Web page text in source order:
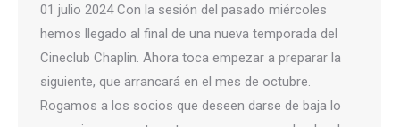
01 julio 2024 Con la sesión del pasado miércoles
hemos llegado al final de una nueva temporada del
Cineclub Chaplin. Ahora toca empezar a preparar la
siguiente, que arrancará en el mes de octubre.
Rogamos a los socios que deseen darse de baja lo